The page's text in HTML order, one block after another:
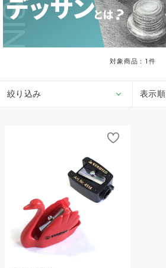
対象商品： 1 件
絞り込み 表示順